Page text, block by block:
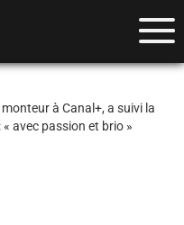
à Canal+, a suivi la
avec passion et brio »